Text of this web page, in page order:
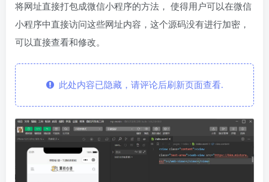
将网址直接打包成微信小程序的方法， 使得用户可以在微信
小程序中直接访问这些网址内容，这个源码没有进行加密，
可以直接查看和修改。
此处内容已隐藏，请评论后刷新页面查看.